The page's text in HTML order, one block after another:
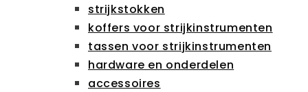
strijkstokken
koffers voor strijkinstrumenten
tassen voor strijkinstrumenten
hardware en onderdelen
accessoires